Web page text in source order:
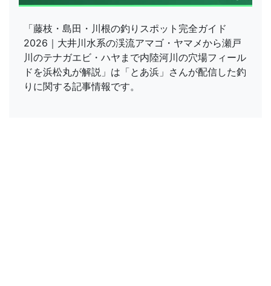
「藤枝・島田・川根の釣りスポット完全ガイド
2026｜大井川水系の渓流アマゴ・ヤマメから瀬戸
川のテナガエビ・ハヤまで内陸河川の穴場フィール
ドを浜松丸が解説」は「とあ浜」さんが配信した釣
りに関する記事情報です。